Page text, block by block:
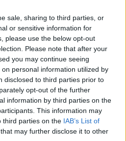
sale, sharing to third parties, or
or sensitive information for
please use the below opt-out
Please note that after your
you may continue seeing
personal information utilized by
disclosed to third parties prior to
opt-out of the further
information by third parties on the
This information may
third parties on the IAB’s List of
that may further disclose it to other